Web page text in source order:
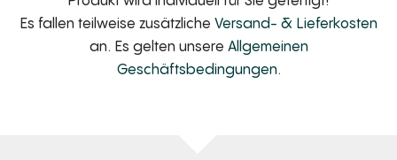
Es fallen teilweise zusätzliche Versand- & Lieferkosten
an. Es gelten unsere Allgemeinen
Geschäftsbedingungen.